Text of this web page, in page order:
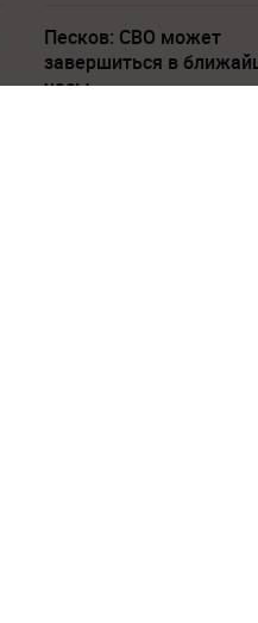
Песков: СВО может
завершиться в
часы